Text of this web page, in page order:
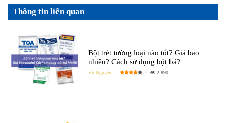
Thông tin liên quan
Bột trét tường loại nào tốt? Giá bao
nhiêu? Cách sử dụng bột bả?
Vũ Nguyễn 2,890